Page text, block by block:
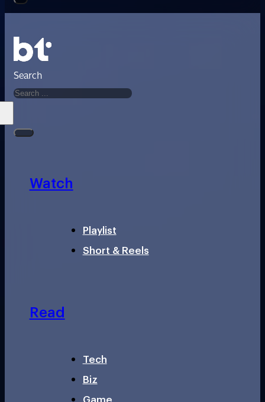
Search
Watch
Playlist
Short & Reels
Read
Tech
Biz
Game